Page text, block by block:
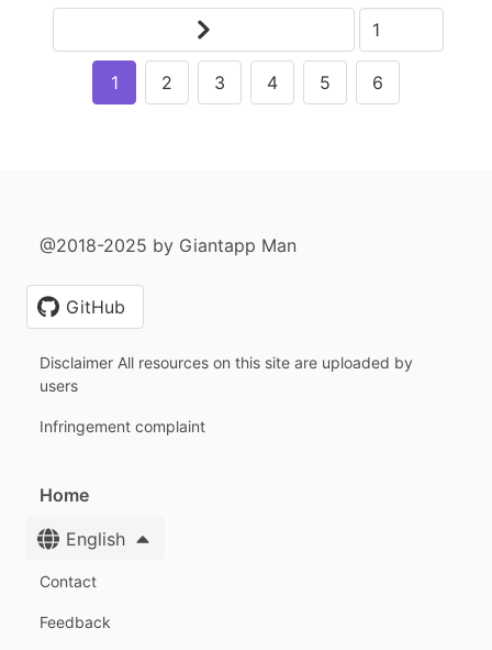
1 2 3 4 5 6
@2018-2025 by Giantapp Man
GitHub
Disclaimer All resources on this site are uploaded by
users
Infringement complaint
Home
English
Contact
Feedback